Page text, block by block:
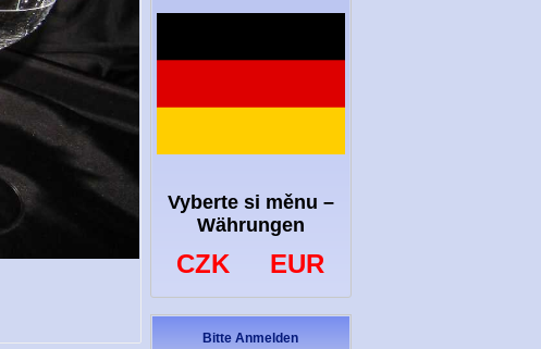
Vyberte si měnu –
Währungen
CZK EUR
Bitte Anmelden